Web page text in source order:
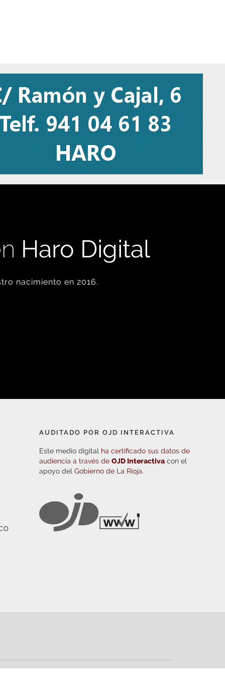
Haro Digital
nacimiento en 2016.
AUDITADO POR OJD INTERACTIVA
Este medio digital ha certificado sus datos de
audiencia a través deOJD Interactiva con el
apoyo delGobierno de La Rioja.